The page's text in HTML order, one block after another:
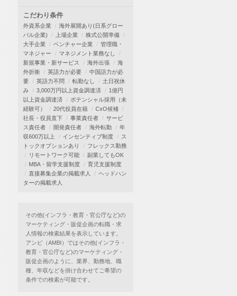
こだわり条件
外資系企業
海外展開あり(日系グロー
バル企業)
上場企業
株式公開準備
大手企業
ベンチャー企業
管理職・
マネジャー
マネジメント業務なし
新規事業・新サービス
海外出張
海
外折衝
英語力が必要
中国語力が必
要
英語力不問 転勤なし
土日祝休
み
3,000万円以上資金調達済
1億円
以上資金調達済
ポテンシャル採用（未
経験可）
20代役員在籍
CxO候補
社長・役員直下
事業責任者
サービ
ス責任者
開発責任者 海外転勤
年
収600万以上
インセンティブ制度
ス
トックオプションあり
フレックス勤務
リモートワーク可能
副業してもOK
MBA・留学支援制度
育児支援制度
直接募集企業の掲載求人
ヘッドハン
ターの掲載求人
その他(インフラ・教育・官公庁など)の
マーケティング・販促企画の転職・求
人情報の検索結果を表示しています。
アンビ（AMBI）ではその他(インフラ・
教育・官公庁など)のマーケティング・
販促企画のように、業界、勤務地、職
種、年収などを掛け合わせてご希望の
条件での検索が可能です。